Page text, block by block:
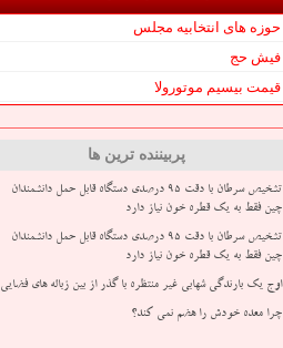
حوزه های انتخابیه مجلس
فیش حج
قیمت بیسیم موتورولا
پربیننده ترین ها
تشخیص سرطان با دقت ۹۵ درصدی دستگاه قابل حمل دانشمندان
چین فقط به یک قطره خون نیاز دارد
تشخیص سرطان با دقت ۹۵ درصدی دستگاه قابل حمل دانشمندان
چین فقط به یک قطره خون نیاز دارد
اوج یک بارندگی شهابی غیر منتظره با گذر از بین زباله های فضایی
چرا معده خودش را هضم نمی کند؟